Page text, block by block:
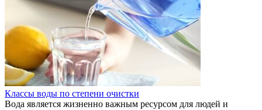
Классы воды по степени очистки
Вода является жизненно важным ресурсом для людей и